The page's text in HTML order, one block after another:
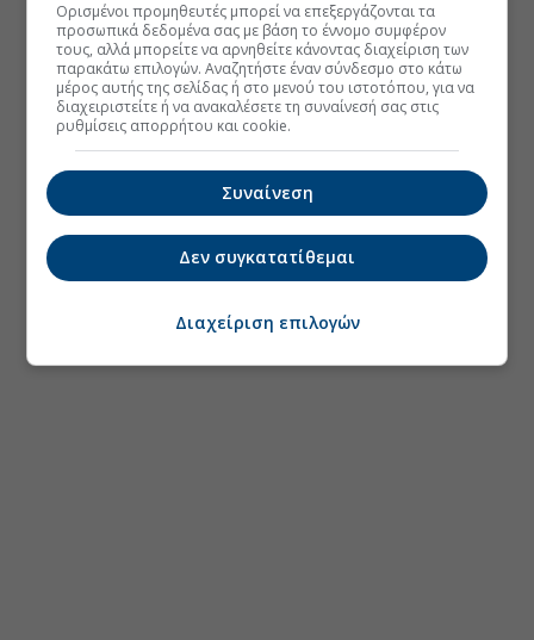
Ορισμένοι προμηθευτές μπορεί να επεξεργάζονται τα
προσωπικά δεδομένα σας με βάση το έννομο συμφέρον
τους, αλλά μπορείτε να αρνηθείτε κάνοντας διαχείριση των
παρακάτω επιλογών. Αναζητήστε έναν σύνδεσμο στο κάτω
μέρος αυτής της σελίδας ή στο μενού του ιστοτόπου, για να
διαχειριστείτε ή να ανακαλέσετε τη συναίνεσή σας στις
ρυθμίσεις απορρήτου και cookie.
Συναίνεση
Δεν συγκατατίθεμαι
Διαχείριση επιλογών